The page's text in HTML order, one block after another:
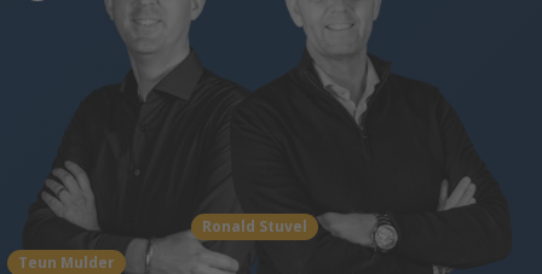
Teun Mulder
Ronald Stuvel